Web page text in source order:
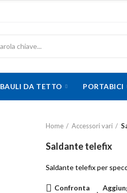
BAULI DA TETTO PORTABICI
Home Accessori vari
Saldante telefix
Saldante telefix per
Confronta